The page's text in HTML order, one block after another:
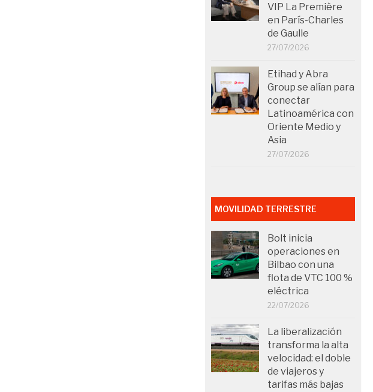
VIP La Première
en París-Charles
de Gaulle
27/07/2026
Etihad y Abra
Group se alían para
conectar
Latinoamérica con
Oriente Medio y
Asia
27/07/2026
MOVILIDAD TERRESTRE
Bolt inicia
operaciones en
Bilbao con una
flota de VTC 100 %
eléctrica
22/07/2026
La liberalización
transforma la alta
velocidad: el doble
de viajeros y
tarifas más bajas